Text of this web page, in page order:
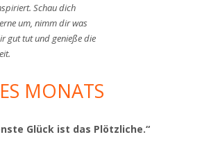
Schau dich
um, nimm dir was
gut tut und genieße die
MONATS
Glück ist das Plötzliche.“